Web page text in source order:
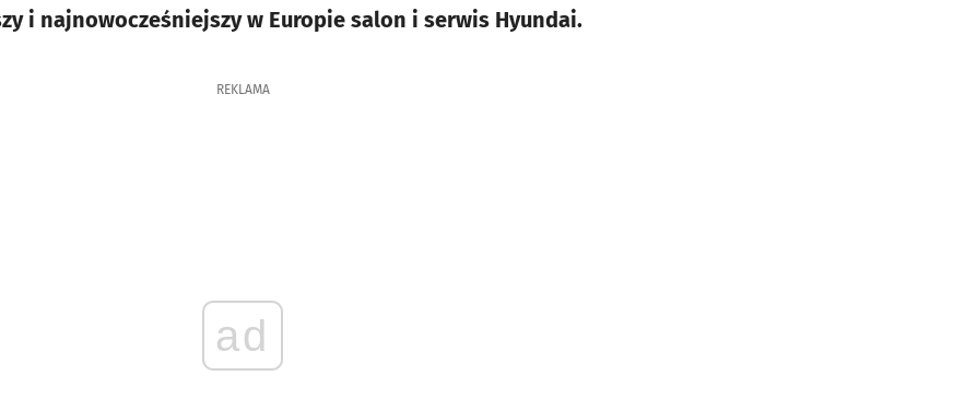
i najnowocześniejszy w Europie salon i serwis Hyundai.
REKLAMA
ad